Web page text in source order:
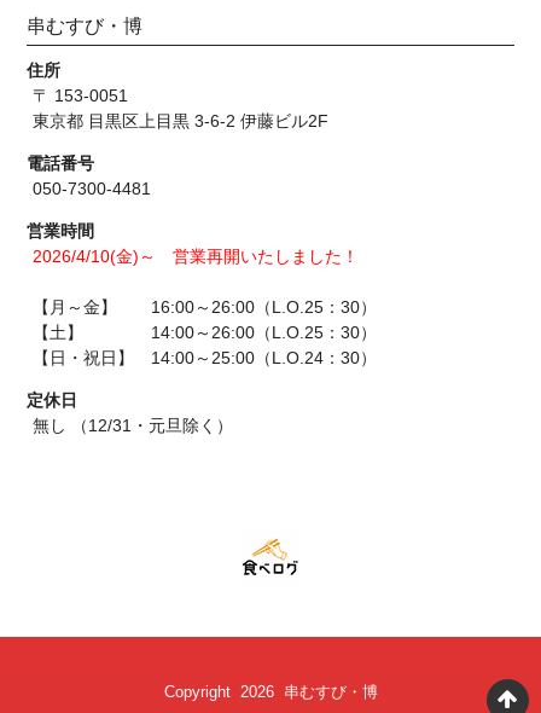
串むすび・博
住所
〒 153-0051
東京都 目黒区上目黒 3-6-2 伊藤ビル2F
電話番号
050-7300-4481
営業時間
2026/4/10(金)～ 営業再開いたしました！
【月～金】 16:00～26:00（L.O.25：30）
【土】 14:00～26:00（L.O.25：30）
【日・祝日】 14:00～25:00（L.O.24：30）
定休日
無し （12/31・元旦除く）
Copyright 2026 串むすび・博